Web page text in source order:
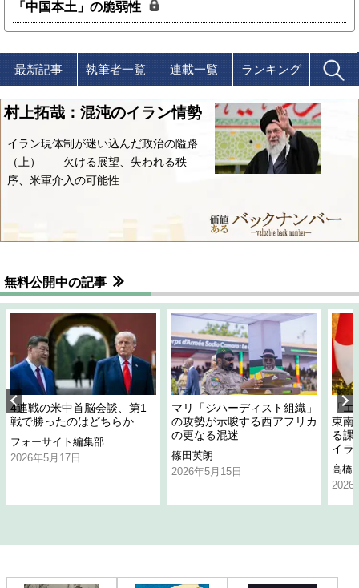
「中国本土」の脆弱性
最新記事 執筆者一覧 連載一覧 ランキング
村上拓哉：混沌のイラン情勢
イラン現体制が迷い込んだ政治の隘路
（上）――欠ける展望、失われる秩
序、米軍介入の可能性
無料公開中の記事
4連戦の米中首脳会談、第1
戦で勝ったのはどちらか
フォーサイト編集部
2026年5月17日
マリ「ジハーディスト組織」
の攻勢が示唆する西アフリカ
の更なる混迷
篠田英朗
2026年5月15日
「
東南
る課
イラ
高橋
2026